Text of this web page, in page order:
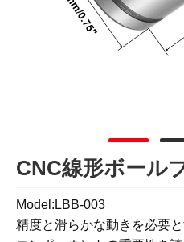
CNC線形ボール
Model:LBB-003
精度と滑らかな動きを必要